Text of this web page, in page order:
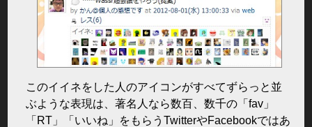
このイイネをした人のアイコンがすべてずらっと並
ぶような表現は、著名人なら数百、数千の「fav」
「RT」「いいね」をもらうTwitterやFacebookではあ